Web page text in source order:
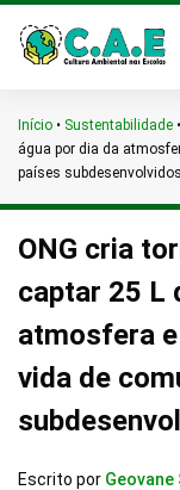
Início • Sustentabilidade •
água por dia da
países subdesenvolvidos
ONG cria
captar 25 L
atmosfera
vida de
Escrito por Geovane